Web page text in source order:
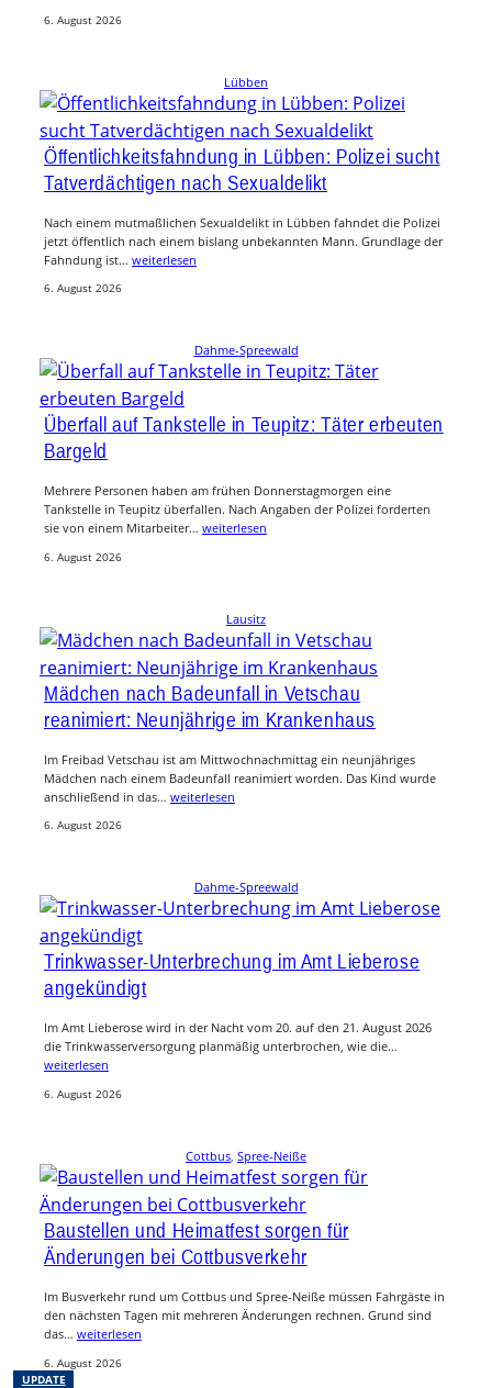
6. August 2026
Lübben
Öffentlichkeitsfahndung in Lübben: Polizei sucht
Tatverdächtigen nach Sexualdelikt
Nach einem mutmaßlichen Sexualdelikt in Lübben fahndet die Polizei
jetzt öffentlich nach einem bislang unbekannten Mann. Grundlage der
Fahndung ist… weiterlesen
6. August 2026
Dahme-Spreewald
Überfall auf Tankstelle in Teupitz: Täter erbeuten
Bargeld
Mehrere Personen haben am frühen Donnerstagmorgen eine
Tankstelle in Teupitz überfallen. Nach Angaben der Polizei forderten
sie von einem Mitarbeiter… weiterlesen
6. August 2026
Lausitz
Mädchen nach Badeunfall in Vetschau
reanimiert: Neunjährige im Krankenhaus
Im Freibad Vetschau ist am Mittwochnachmittag ein neunjähriges
Mädchen nach einem Badeunfall reanimiert worden. Das Kind wurde
anschließend in das… weiterlesen
6. August 2026
Dahme-Spreewald
Trinkwasser-Unterbrechung im Amt Lieberose
angekündigt
Im Amt Lieberose wird in der Nacht vom 20. auf den 21. August 2026
die Trinkwasserversorgung planmäßig unterbrochen, wie die…
weiterlesen
6. August 2026
Cottbus Spree-Neiße
UPDATE
Baustellen und Heimatfest sorgen für
Änderungen bei Cottbusverkehr
Im Busverkehr rund um Cottbus und Spree-Neiße müssen Fahrgäste in
den nächsten Tagen mit mehreren Änderungen rechnen. Grund sind
das… weiterlesen
6. August 2026